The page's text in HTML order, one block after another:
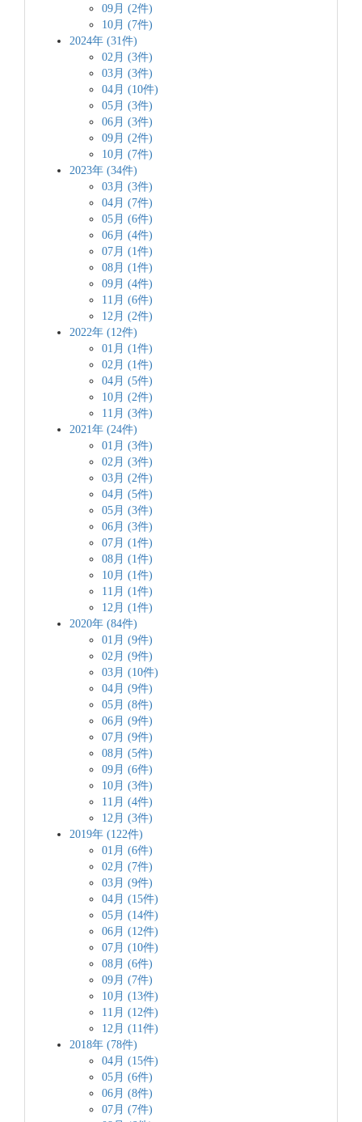
09月 (2件)
10月 (7件)
2024年 (31件)
02月 (3件)
03月 (3件)
04月 (10件)
05月 (3件)
06月 (3件)
09月 (2件)
10月 (7件)
2023年 (34件)
03月 (3件)
04月 (7件)
05月 (6件)
06月 (4件)
07月 (1件)
08月 (1件)
09月 (4件)
11月 (6件)
12月 (2件)
2022年 (12件)
01月 (1件)
02月 (1件)
04月 (5件)
10月 (2件)
11月 (3件)
2021年 (24件)
01月 (3件)
02月 (3件)
03月 (2件)
04月 (5件)
05月 (3件)
06月 (3件)
07月 (1件)
08月 (1件)
10月 (1件)
11月 (1件)
12月 (1件)
2020年 (84件)
01月 (9件)
02月 (9件)
03月 (10件)
04月 (9件)
05月 (8件)
06月 (9件)
07月 (9件)
08月 (5件)
09月 (6件)
10月 (3件)
11月 (4件)
12月 (3件)
2019年 (122件)
01月 (6件)
02月 (7件)
03月 (9件)
04月 (15件)
05月 (14件)
06月 (12件)
07月 (10件)
08月 (6件)
09月 (7件)
10月 (13件)
11月 (12件)
12月 (11件)
2018年 (78件)
04月 (15件)
05月 (6件)
06月 (8件)
07月 (7件)